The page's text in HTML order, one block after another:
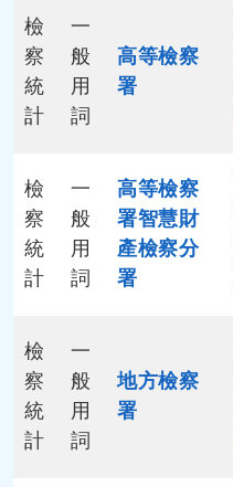
檢
察
統
計
一
般
用
詞
高等檢察
署
檢
察
統
計
一
般
用
詞
高等檢察
署智慧財
產檢察分
署
檢
察
統
計
一
般
用
詞
地方檢察
署